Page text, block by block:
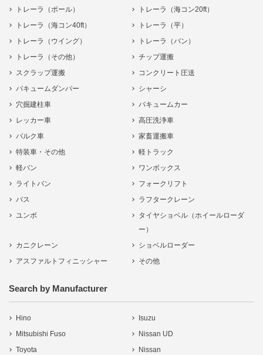
トレーラ（ポール）
トレーラ（海コン20ft）
トレーラ（海コン40ft）
トレーラ（平）
トレーラ（ウイング）
トレーラ（バン）
トレーラ（その他）
チップ運搬
スクラップ運搬
コンクリート圧送
バキュームダンパー
シャーシ
穴掘建柱車
バキュームカー
レッカー車
高圧洗浄車
バルク車
家畜運搬車
特装車・その他
軽トラック
軽バン
ワンボックス
ライトバン
フォークリフト
バス
ラフタークレーン
ユンボ
タイヤショベル（ホイールローダ
ー）
カニクレーン
ショベルローダー
アスファルトフィニッシャー
その他
Search by Manufacturer
Hino
Isuzu
Mitsubishi Fuso
Nissan UD
Toyota
Nissan